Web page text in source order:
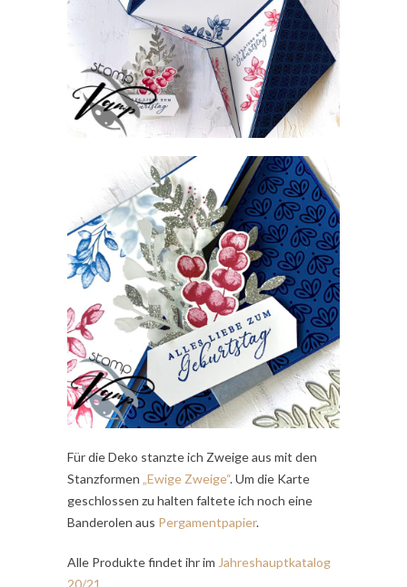
Für die Deko stanzte ich Zweige aus mit den
Stanzformen „Ewige Zweige“. Um die Karte
geschlossen zu halten faltete ich noch eine
Banderolen aus Pergamentpapier.
Alle Produkte findet ihr im Jahreshauptkatalog
20/21.